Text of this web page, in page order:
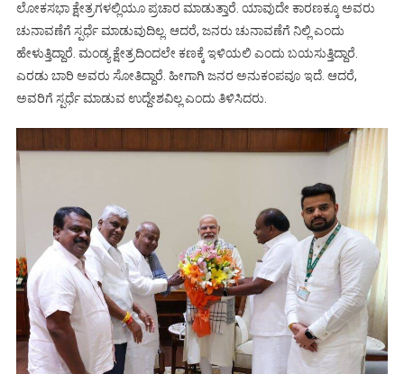
ಲೋಕಸಭಾ ಕ್ಷೇತ್ರಗಳಲ್ಲಿಯೂ ಪ್ರಚಾರ ಮಾಡುತ್ತಾರೆ. ಯಾವುದೇ ಕಾರಣಕ್ಕೂ ಅವರು
ಚುನಾವಣೆಗೆ ಸ್ಪರ್ಧೆ ಮಾಡುವುದಿಲ್ಲ. ಆದರೆ, ಜನರು ಚುನಾವಣೆಗೆ ನಿಲ್ಲಿ ಎಂದು
ಹೇಳುತ್ತಿದ್ದಾರೆ. ಮಂಡ್ಯ ಕ್ಷೇತ್ರದಿಂದಲೇ ಕಣಕ್ಕೆ ಇಳಿಯಲಿ ಎಂದು ಬಯಸುತ್ತಿದ್ದಾರೆ.
ಎರಡು ಬಾರಿ ಅವರು ಸೋತಿದ್ದಾರೆ. ಹೀಗಾಗಿ ಜನರ ಅನುಕಂಪವೂ ಇದೆ. ಆದರೆ,
ಅವರಿಗೆ ಸ್ಪರ್ಧೆ ಮಾಡುವ ಉದ್ದೇಶವಿಲ್ಲ ಎಂದು ತಿಳಿಸಿದರು.